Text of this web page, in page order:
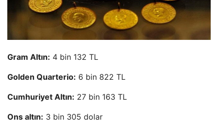
Gram Altın: 4 bin 132 TL
Golden Quarterio: 6 bin 822 TL
Cumhuriyet Altın: 27 bin 163 TL
Ons altın: 3 bin 305 dolar